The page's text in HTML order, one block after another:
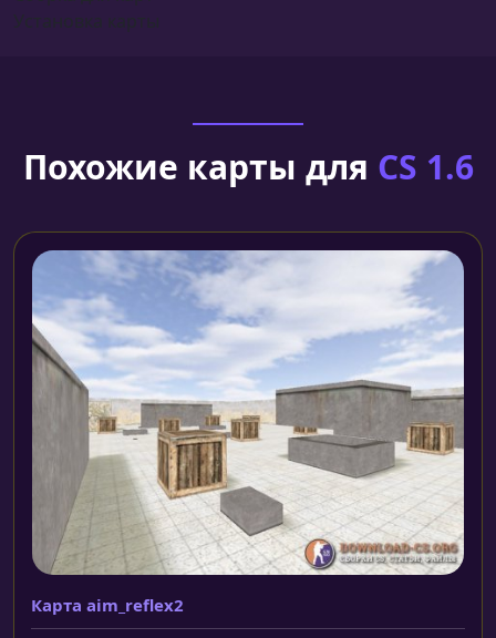
Похожие карты для CS 1.6
Карта aim_reflex2